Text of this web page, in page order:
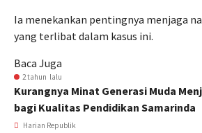
Ia menekankan pentingnya menjaga
yang terlibat dalam kasus ini.
Baca Juga
2 tahun lalu
Kurangnya Minat Generasi Muda
bagi Kualitas Pendidikan Samarinda
Harian Republik